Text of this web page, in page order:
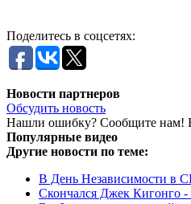
Поделитесь в соцсетях:
Новости партнеров
Обсудить новость
Нашли ошибку? Сообщите нам!
Популярные видео
Другие новости по теме:
В День Независимости в
Скончался Джек Кигонго -